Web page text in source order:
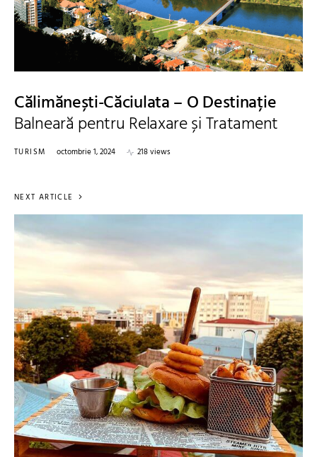
Călimănești-Căciulata – O Destinație
Balneară pentru Relaxare și Tratament
TURISM octombrie 1, 2024 218 views
NEXT ARTICLE